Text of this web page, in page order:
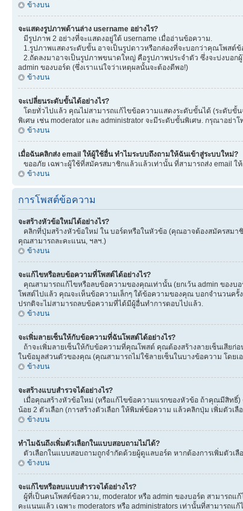
ข้างบน
จะแสดงรูปภาพด้านล่าง username อย่างไร?
มีรูปภาพ 2 อย่างที่จะแสดงอยู่ใต้ username เมื่ออ่านข้อความ.
1.รูปภาพแสดงระดับขั้น อาจเป็นรูปดาวหรือกล่องที่จะบอกว่าคุณโพสต์ข้
2.ถัดลงมาอาจเป็นรูปภาพขนาดใหญ่ คือรูปภาพประจำตัว ซึ่งจะบ่งบอก
admin ของบอร์ด (ซึ่งเราแน่ใจว่าเหตุผลนั้นจะต้องดีพอ!)
ข้างบน
จะเปลี่ยนระดับขั้นได้อย่างไร?
โดยทั่วไปแล้ว คุณไม่สามารถแก้ไขข้อความแสดงระดับขั้นได้ (ระดับขั้
พิเศษ เช่น moderator และ administrator จะมีระดับขั้นพิเศษ. กรุณาอย่
ข้างบน
เมื่อฉันคลิกส่ง email ให้ผู้ใช้อื่น ทำไมระบบถึงถามให้ฉันเข้าสู่ระบบใหม่?
ขออภัย เฉพาะผู้ใช้ที่สมัครสมาชิกแล้วแล้วเท่านั้น ที่สามารถส่ง email
ข้างบน
การโพสต์ข้อความ
จะสร้างหัวข้อใหม่ได้อย่างไร?
คลิกที่ปุ่มสร้างหัวข้อใหม่ ใน บอร์ดหรือในหัวข้อ (คุณอาจต้องสมัครสมา
คุณสามารถละคะแนน, ฯลฯ.)
ข้างบน
จะแก้ไขหรือลบข้อความที่โพสต์ได้อย่างไร?
คุณสามารถแก้ไขหรือลบข้อความของคุณเท่านั้น (ยกเว้น admin ของบ
โพสต์ไปแล้ว คุณจะเห็นข้อความเล็กๆ ใต้ข้อความของคุณ บอกจำนวนครั้
ปรกติจะไม่สามารถลบข้อความที่ได้มีผู้อื่นทำการตอบไปแล้ว.
ข้างบน
จะเพิ่มลายเซ็นให้กับข้อความที่ฉันโพสต์ได้อย่างไร?
ถ้าจะเพิ่มลายเซ็นให้กับข้อความที่คุณโพสต์ คุณต้องสร้างลายเซ็นเสียก่
ในข้อมูลส่วนตัวของคุณ (คุณสามารถไม่ใช้ลายเซ็นในบางข้อความ โดยเ
ข้างบน
จะสร้างแบบสำรวจได้อย่างไร?
เมื่อคุณสร้างหัวข้อใหม่ (หรือแก้ไขข้อความแรกของหัวข้อ ถ้าคุณมีสิทธิ์
น้อย 2 ตัวเลือก (การสร้างตัวเลือก ให้พิมพ์ข้อความ แล้วคลิกปุ่ม เพิ่มตัวเ
ข้างบน
ทำไมฉันถึงเพิ่มตัวเลือกในแบบสอบถามไม่ได้?
ตัวเลือกในแบบสอบถามถูกจำกัดด้วยผู้ดูแลบอร์ด หากต้องการเพิ่มตัวเ
ข้างบน
จะแก้ไขหรือลบแบบสำรวจได้อย่างไร?
ผู้ที่เป็นคนโพสต์ข้อความ, moderator หรือ admin ของบอร์ด สามารถ
คะแนนแล้ว เฉพาะ moderators หรือ administrators เท่านั้นที่สามารถ